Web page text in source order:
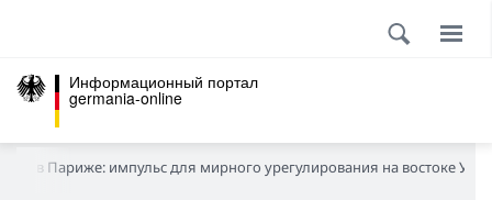
Информационный портал
germania-online
в Париже: импульс для мирного урегулирования на востоке